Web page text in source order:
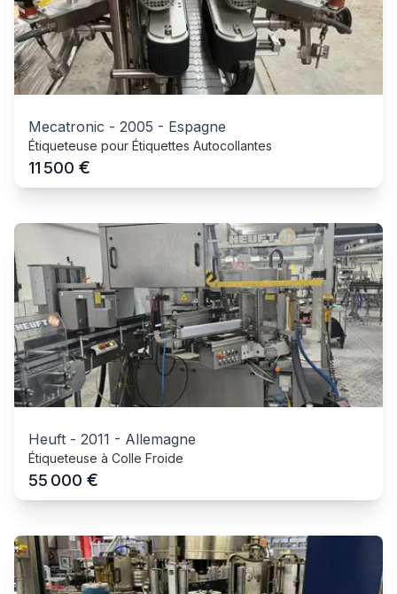
Mecatronic - 2005 - Espagne
Étiqueteuse pour Étiquettes Autocollantes
11 500 €
Heuft - 2011 - Allemagne
Étiqueteuse à Colle Froide
55 000 €